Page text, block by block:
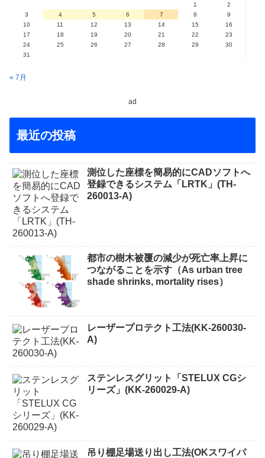
1
2
3
4 5 6 7 8
9
10
11 12 13 14 15
16
17
18 19 20 21 22
23
24
25 26 27 28 29
30
31
« 7月
ad
最近の投稿
測位した座標を簡易的にCADソフトへ
登録できるシステム「LRTK」(TH-
260013-A)
都市の樹木被覆の減少が死亡率上昇に
つながることを示す（As urban tree
shade shrinks, mortality rises）
レーザープロテクト⼯法(KK-260030-
A)
ステンレスグリット「STELUX CGシ
リーズ」(KK-260029-A)
吊り棚足場送り出し工法(OKスワイパ